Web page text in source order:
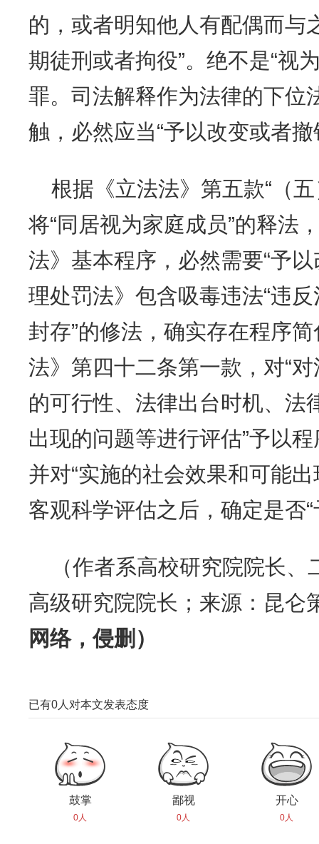
的，或者明知他人有配偶而与
期徒刑或者拘役”。绝不是“视
罪。司法解释作为法律的下位
触，必然应当“予以改变或者撤
根据《立法法》第五款“（
将“同居视为家庭成员”的释法
法》基本程序，必然需要“予
理处罚法》包含吸毒违法“违
封存”的修法，确实存在程序
法》第四十二条第一款，对“
的可行性、法律出台时机、法
出现的问题等进行评估”予以
并对“实施的社会效果和可能
客观科学评估之后，确定是否
（作者系高校研究院院长
高级研究院院长；来源：昆仑
网络，侵删）
已有0 人对本文发表态度
鼓掌
0人
鄙视
0人
开心
0人